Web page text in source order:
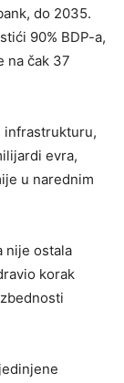
do 2035.
90% BDP-a,
na čak 37
infrastrukturu,
evra,
u narednim
nije ostala
korak